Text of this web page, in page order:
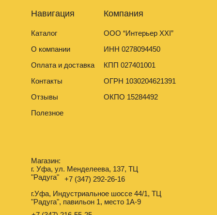
Навигация
Каталог
О компании
Оплата и доставка
Контакты
Отзывы
Полезное
Компания
ООО “Интерьер XXI”
ИНН 0278094450
КПП 027401001
ОГРН 1030204621391
ОКПО 15284492
Магазин:
г. Уфа, ул. Менделеева, 137, ТЦ
"Радуга"
г.Уфа, Индустриальное шоссе 44/1, ТЦ
"Радуга", павильон 1, место 1А-9
+7 (347) 292-26-16